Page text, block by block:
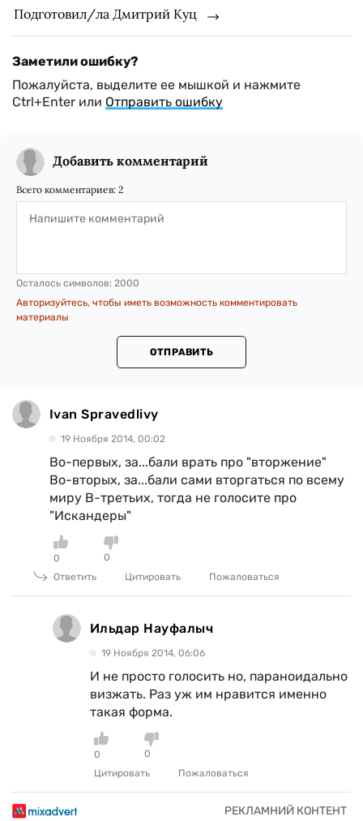
Подготовил/ла Дмитрий Куц
Заметили ошибку?
Пожалуйста, выделите ее мышкой и нажмите
Ctrl+Enter или Отправить ошибку
Добавить комментарий
Всего комментариев: 2
Осталось символов: 2000
Авторизуйтесь, чтобы иметь возможность комментировать
материалы
ОТПРАВИТЬ
Ivan Spravedlivy
19 Ноября 2014, 00:02
Во-первых, за...бали врать про "вторжение"
Во-вторых, за...бали сами вторгаться по всему
миру В-третьих, тогда не голосите про
"Искандеры"
0
0
Ответить
Цитировать Пожаловаться
Ильдар Науфалыч
19 Ноября 2014, 06:06
И не просто голосить но, параноидально
визжать. Раз уж им нравится именно
такая форма.
0
0
Цитировать
Пожаловаться